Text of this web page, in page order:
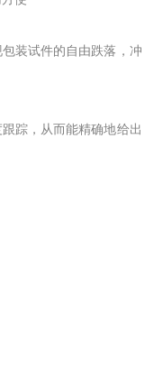
装试件的自由跌落，冲
踪，从而能精确地给出